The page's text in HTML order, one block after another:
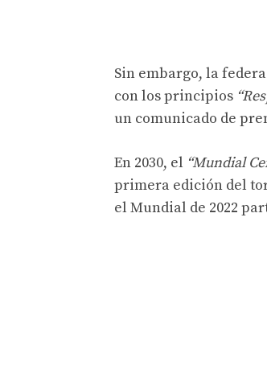
Sin embargo, la
con los principios
un comunicado de
En 2030, el “Mundial
primera edición del
el Mundial de 2022